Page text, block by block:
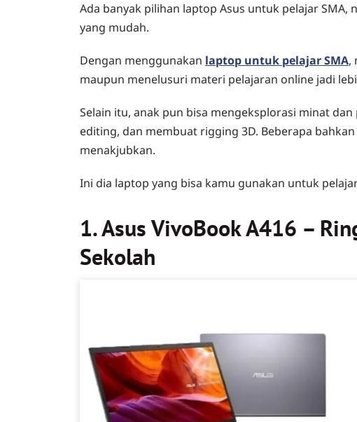
Ada banyak pilihan laptop Asus untuk pelajar
yang mudah.
Dengan menggunakan laptop untuk pelajar SMA,
maupun menelusuri materi pelajaran online jadi
Selain itu, anak pun bisa mengeksplorasi minat
editing, dan membuat rigging 3D. Beberapa
menakjubkan.
Ini dia laptop yang bisa kamu gunakan untuk
1. Asus VivoBook A416 –
Sekolah